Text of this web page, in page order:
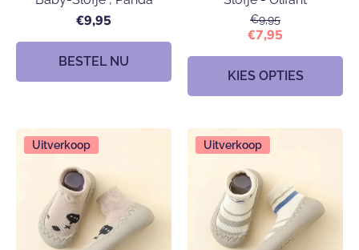
€9,95
BESTEL NU
€9,95
€7,95
KIES OPTIES
Uitverkoop Uitverkoop